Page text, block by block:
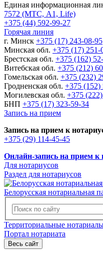
Единая информационная
7572 (МТС, A1, Life)
+375 (44) 592-99-27
Горячая линия
г. Минск +375 (17) 243-08-95
Минская обл. +375 (17) 251-
Брестская обл. +375 (162)
Витебская обл. +375 (212)
Гомельская обл. +375 (232)
Гродненская обл. +375 (152)
Могилевская обл. +375
БНП +375 (17) 323-59-34
Запись на прием
Запись на прием к
+375 (29) 114-45-45
Онлайн-запись на прием к
Для нотариусов
Раздел для нотариусов
Белорусская нотариальная
Территориальные
Портал нотариата
Весь сайт